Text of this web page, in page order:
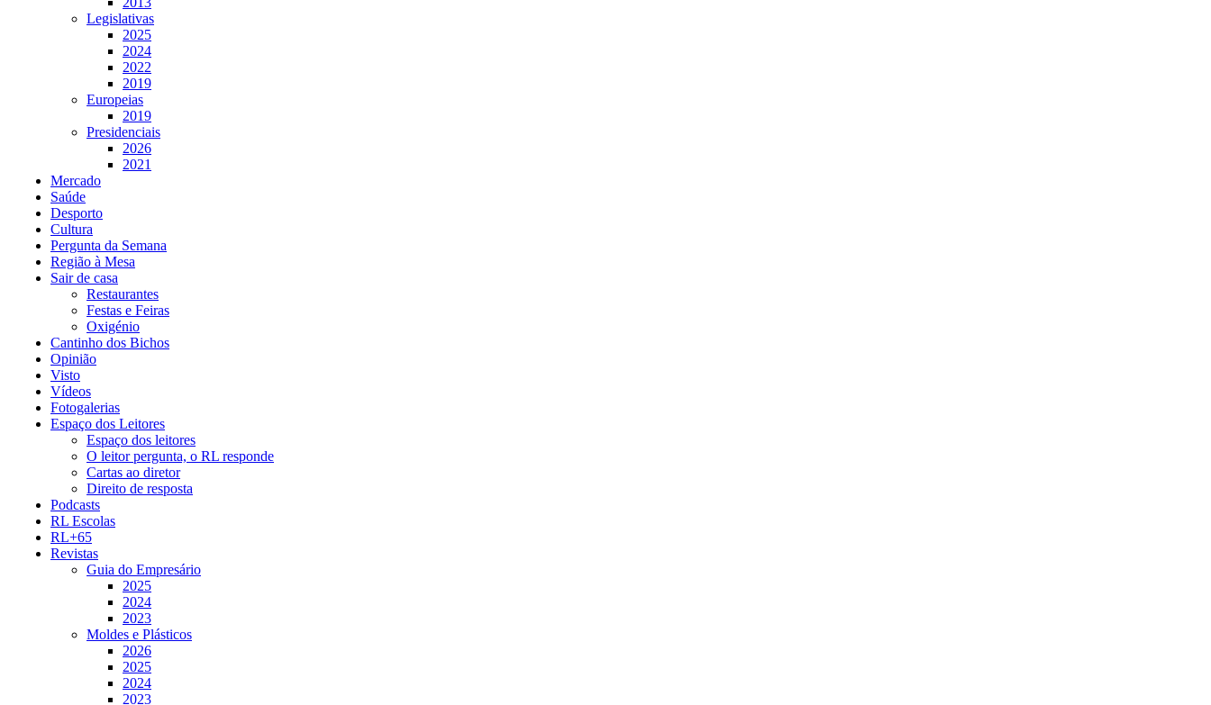
Legislativas
2025
2024
2022
2019
Europeias
2019
Presidenciais
2026
2021
Mercado
Saúde
Desporto
Cultura
Pergunta da Semana
Região à Mesa
Sair de casa
Restaurantes
Festas e Feiras
Oxigénio
Cantinho dos Bichos
Opinião
Visto
Vídeos
Fotogalerias
Espaço dos Leitores
Espaço dos leitores
O leitor pergunta, o RL responde
Cartas ao diretor
Direito de resposta
Podcasts
RL Escolas
RL+65
Revistas
Guia do Empresário
2025
2024
2023
Moldes e Plásticos
2026
2025
2024
2023